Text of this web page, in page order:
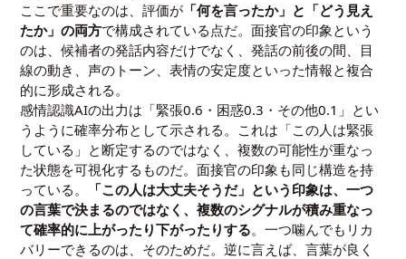
ここで重要なのは、評価が 「何を言ったか」と「どう見え
たか」の両方で構成されている点だ。面接官の印象という
のは、候補者の発話内容だけでなく、発話の前後の間、目
線の動き、声のトーン、表情の安定度といった情報と複合
的に形成される。
感情認識AIの出力は「緊張0.6・困惑0.3・その他0.1」とい
うように確率分布として示される。これは「この人は緊張
している」と断定するのではなく、複数の可能性が重なっ
た状態を可視化するものだ。面接官の印象も同じ構造を持
っている。
「この人は大丈夫そうだ」という印象は、一つ
の言葉で決まるのではなく、複数のシグナルが積み重なっ
て確率的に上がったり下がったりする。一つ噛んでもリカ
バリーできるのは、そのためだ。逆に言えば、言葉が良く